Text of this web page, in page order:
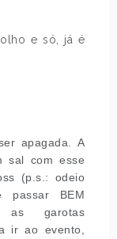
e só, já é
apagada. A
sal com esse
(p.s.: odeio
passar BEM
as garotas
ir ao evento,